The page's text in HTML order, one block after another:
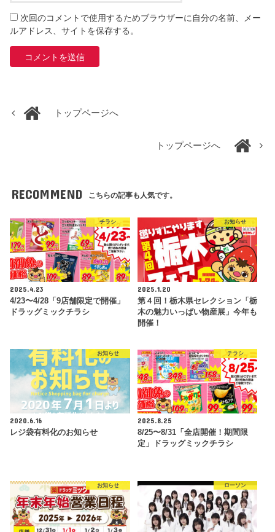
次回のコメントで使用するためブラウザーに自分の名前、メー
ルアドレス、サイトを保存する。
トップページへ
トップページへ
RECOMMEND こちらの記事も人気です。
チラシ
2025.4.23
4/23〜4/28「9店舗限定で開催」
ドラッグミックチラシ
お知らせ
2025.1.20
第４回！栃木県セレクション「栃
木の魅力いっぱい物産展」今年も
開催！
お知らせ
2020.6.16
レジ袋有料化のお知らせ
チラシ
2025.8.25
8/25〜8/31「全店開催！期間限
定」ドラッグミックチラシ
お知らせ ローソン